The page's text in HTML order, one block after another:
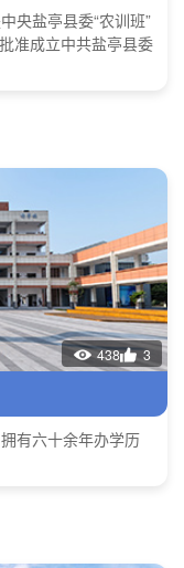
央盐亭县委“农训班”
准成立中共盐亭县委
438 3
有六十余年办学历